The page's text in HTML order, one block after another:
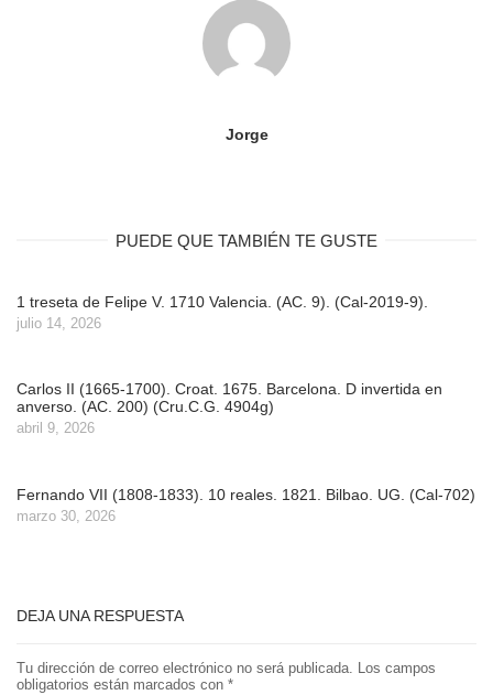
Jorge
PUEDE QUE TAMBIÉN TE GUSTE
1 treseta de Felipe V. 1710 Valencia. (AC. 9). (Cal-2019-9).
julio 14, 2026
Carlos II (1665-1700). Croat. 1675. Barcelona. D invertida en
anverso. (AC. 200) (Cru.C.G. 4904g)
abril 9, 2026
Fernando VII (1808-1833). 10 reales. 1821. Bilbao. UG. (Cal-702)
marzo 30, 2026
DEJA UNA RESPUESTA
Tu dirección de correo electrónico no será publicada. Los campos
obligatorios están marcados con *